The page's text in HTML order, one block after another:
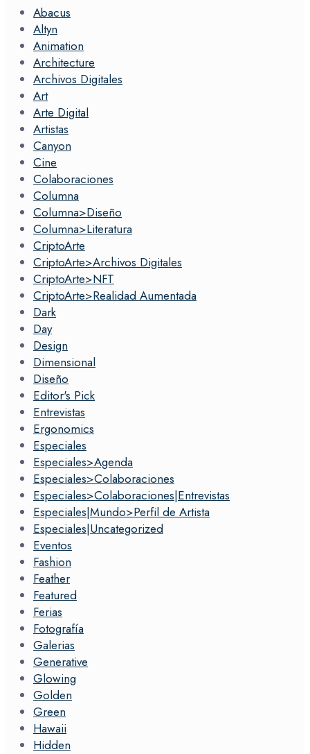
Abacus
Altyn
Animation
Architecture
Archivos Digitales
Art
Arte Digital
Artistas
Canyon
Cine
Colaboraciones
Columna
Columna>Diseño
Columna>Literatura
CriptoArte
CriptoArte>Archivos Digitales
CriptoArte>NFT
CriptoArte>Realidad Aumentada
Dark
Day
Design
Dimensional
Diseño
Editor's Pick
Entrevistas
Ergonomics
Especiales
Especiales>Agenda
Especiales>Colaboraciones
Especiales>Colaboraciones|Entrevistas
Especiales|Mundo>Perfil de Artista
Especiales|Uncategorized
Eventos
Fashion
Feather
Featured
Ferias
Fotografía
Galerias
Generative
Glowing
Golden
Green
Hawaii
Hidden